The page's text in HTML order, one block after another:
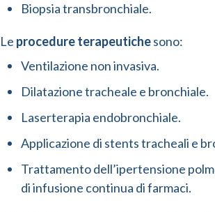
Biopsia transbronchiale.
Le procedure terapeutichesono:
Ventilazione non invasiva.
Dilatazione tracheale e bronchiale.
Laserterapia endobronchiale.
Applicazione di stents tracheali e
Trattamento dell’ipertensione
di infusione continua di farmaci.